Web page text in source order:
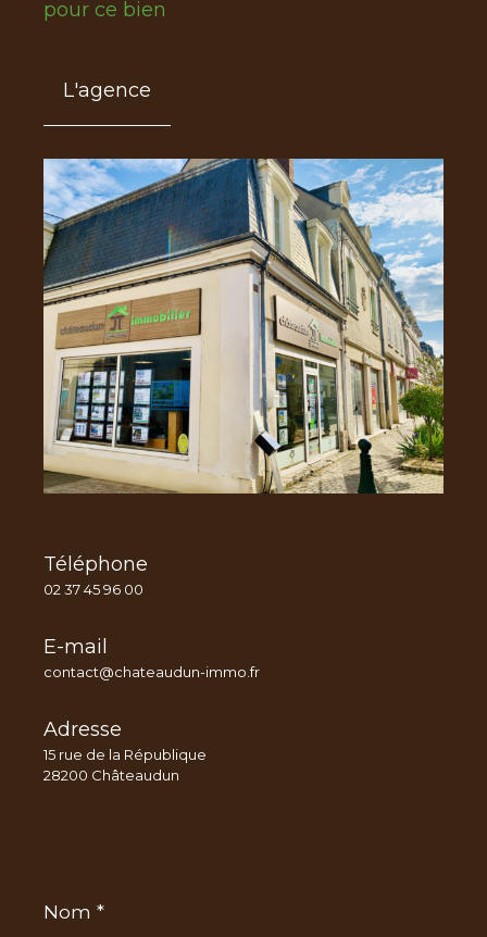
pour ce bien
L'agence
Téléphone
02 37 45 96 00
E-mail
contact@chateaudun-immo.fr
Adresse
15 rue de la République
28200 Châteaudun
*